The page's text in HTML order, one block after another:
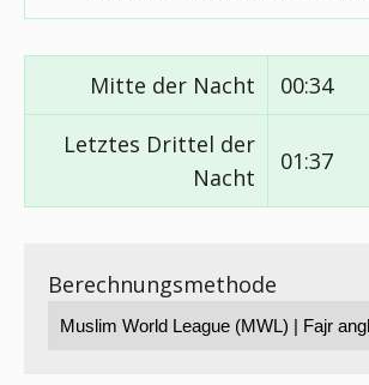
Mitte der Nacht 00:34
Letztes Drittel der
Nacht
01:37
Berechnungsmethode